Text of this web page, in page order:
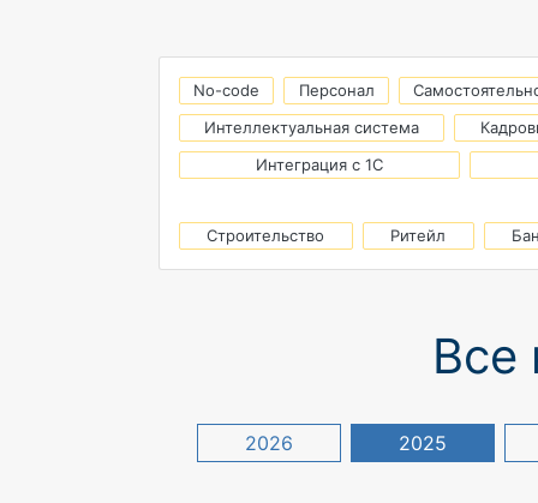
Этап оформления
No-code Персонал
Интеллектуальная система
Интеграция с 1С
Строительство Ритейл
Все
2026 2025